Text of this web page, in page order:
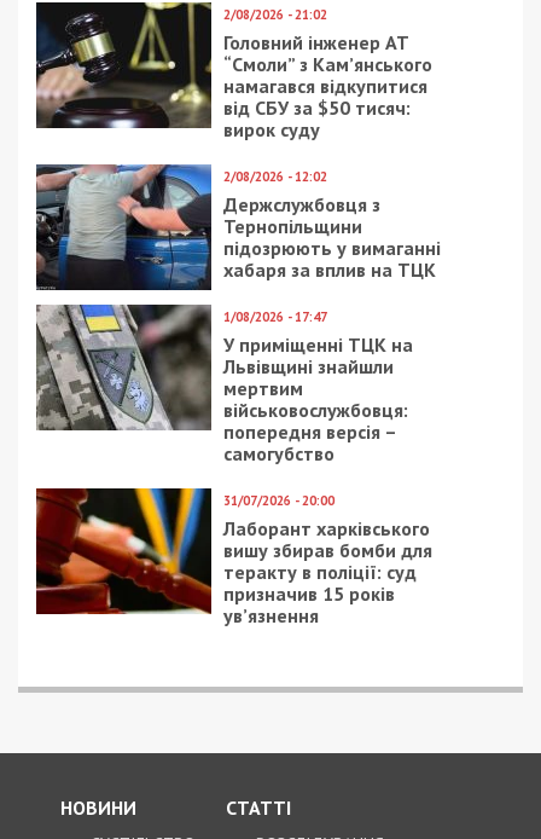
2/08/2026 - 21:02
Головний інженер АТ
“Смоли” з Кам’янського
намагався відкупитися
від СБУ за $50 тисяч:
вирок суду
2/08/2026 - 12:02
Держслужбовця з
Тернопільщини
підозрюють у вимаганні
хабаря за вплив на ТЦК
1/08/2026 - 17:47
У приміщенні ТЦК на
Львівщині знайшли
мертвим
військовослужбовця:
попередня версія –
самогубство
31/07/2026 - 20:00
Лаборант харківського
вишу збирав бомби для
теракту в поліції: суд
призначив 15 років
ув’язнення
НОВИНИ СТАТТІ